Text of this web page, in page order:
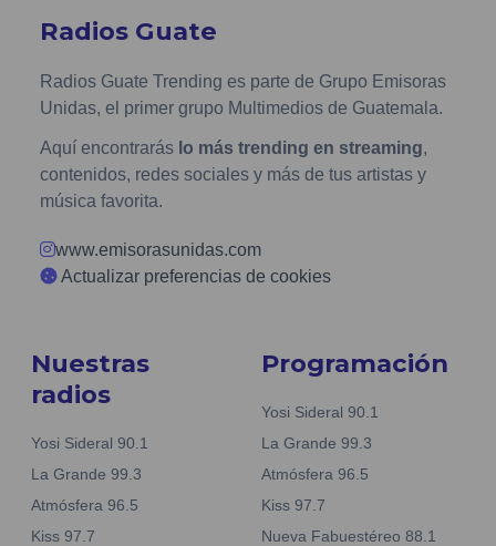
Radios Guate
Radios Guate Trending es parte de Grupo Emisoras
Unidas, el primer grupo Multimedios de Guatemala.
Aquí encontrarás lo más trending en streaming,
contenidos, redes sociales y más de tus artistas y
música favorita.
www.emisorasunidas.com
Actualizar preferencias de cookies
Nuestras
radios
Yosi Sideral 90.1
La Grande 99.3
Atmósfera 96.5
Kiss 97.7
Programación
Yosi Sideral 90.1
La Grande 99.3
Atmósfera 96.5
Kiss 97.7
Nueva Fabuestéreo 88.1